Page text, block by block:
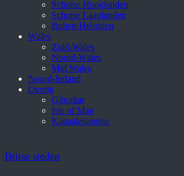
Schotse Hooglanden
Schotse Laaglanden
Buiten-Hebriden
Wales
Zuid-Wales
Noord-Wales
Mid Wales
Noord-Ierland
Overig
Gibraltar
Isle of Man
Kanaaleilanden
Britse steden